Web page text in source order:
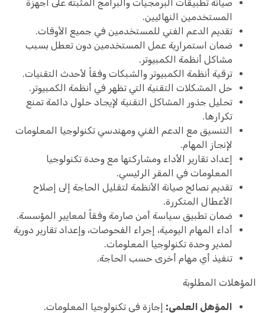
صيانة تطبيقات البرمجيات والبرامج المثبتة على أجهزة
المستخدمين النهائيين.
تقديم الدعم الفني للمستخدمين في جميع الأوقات.
ضمان استمرارية عمل المستخدمين دون تعطل بسبب
مشاكل أنظمة الكمبيوتر.
ترقية أنظمة الكمبيوتر والشبكات وفقاً لأحدث التقنيات.
حل المشكلات التقنية التي تظهر في أنظمة الكمبيوتر.
تحليل جذور المشاكل التقنية لإيجاد حلول دائمة تمنع
تكرارها.
التنسيق مع الدعم الفني ومهندسي تكنولوجيا المعلومات
لإنجاز المهام.
إعداد تقارير الأداء ومشاركتها مع وحدة تكنولوجيا
المعلومات في المقر الرئيسي.
تقديم نصائح صيانة الأنظمة لتقليل الحاجة إلى إصلاح
الأعطال المتكررة.
ضمان تطبيق سياسة أمن صارمة وفقاً لمعايير المؤسسة.
أداء المهام اليومية، إجراء الفحوصات، وإعداد تقارير دورية
لمدير وحدة تكنولوجيا المعلومات.
تنفيذ أي مهام أخرى حسب الحاجة.
المؤهلات المطلوبة
المؤهل العلمي: إجازة في تكنولوجيا المعلومات.